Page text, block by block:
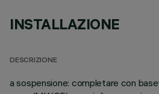
INSTALLAZIONE
DESCRIZIONE
a sospensione: completare con